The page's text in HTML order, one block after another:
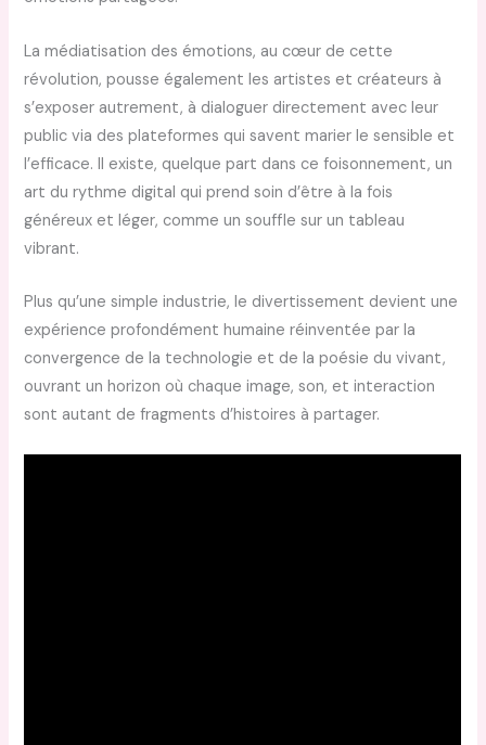
La médiatisation des émotions, au cœur de cette
révolution, pousse également les artistes et créateurs à
s’exposer autrement, à dialoguer directement avec leur
public via des plateformes qui savent marier le sensible et
l’efficace. Il existe, quelque part dans ce foisonnement, un
art du rythme digital qui prend soin d’être à la fois
généreux et léger, comme un souffle sur un tableau
vibrant.
Plus qu’une simple industrie, le divertissement devient une
expérience profondément humaine réinventée par la
convergence de la technologie et de la poésie du vivant,
ouvrant un horizon où chaque image, son, et interaction
sont autant de fragments d’histoires à partager.